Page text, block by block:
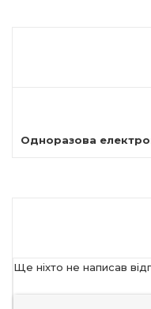
Одноразова
Ще ніхто не написав